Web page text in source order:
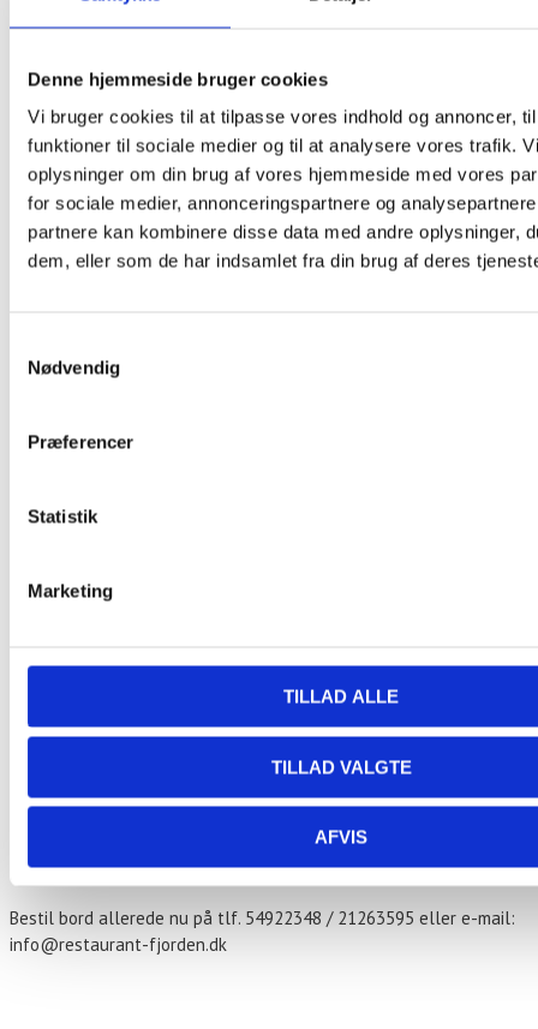
Denne hjemmeside bruger cookies
Vi bruger cookies til at tilpasse vores indhold og annoncer,
funktioner til sociale medier og til at analysere vores trafik.
oplysninger om din brug af vores hjemmeside med vores
for sociale medier, annonceringspartnere og
partnere kan kombinere disse data med andre oplysninger,
dem, eller som de har indsamlet fra din brug af deres
Nødvendig
Præferencer
Statistik
Marketing
TILLAD ALLE
TILLAD VALGTE
AFVIS
Hestehovedet 5
4900 + Google Maps
«Stegt flæsk ad libitum
Stegt flæsk ad libitum
179,- kr. per person.
Stegt flæsk med hvide kartofler
Persillesovs og hjemmesyntede rødbeder
Hver torsdag fra kl. 17.00
Bestil bord allerede nu på tlf. 54922348 / 21263595 eller e-mail:
info@restaurant-fjorden.dk